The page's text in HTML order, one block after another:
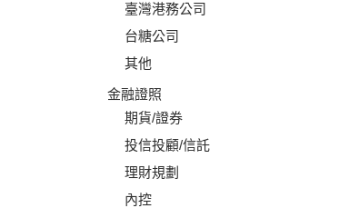
臺灣港務公司
台糖公司
其他
金融證照
期貨/證券
投信投顧/信託
理財規劃
內控